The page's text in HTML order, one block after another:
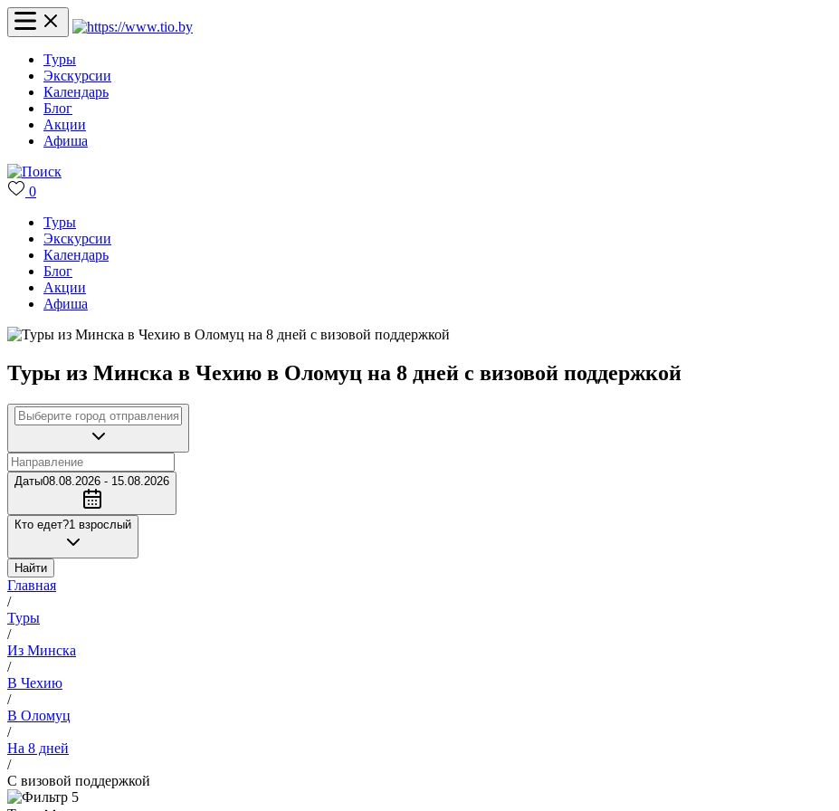
Туры
Экскурсии
Календарь
Блог
Акции
Афиша
0
Туры
Экскурсии
Календарь
Блог
Акции
Афиша
Туры из Минска в Чехию в Оломуц на 8 дней с визовой поддержкой
Даты08.08.2026 - 15.08.2026
Кто едет?1 взрослый
Найти
Главная
/
Туры
/
Из Минска
/
В Чехию
/
В Оломуц
/
На 8 дней
/
С визовой поддержкой
5